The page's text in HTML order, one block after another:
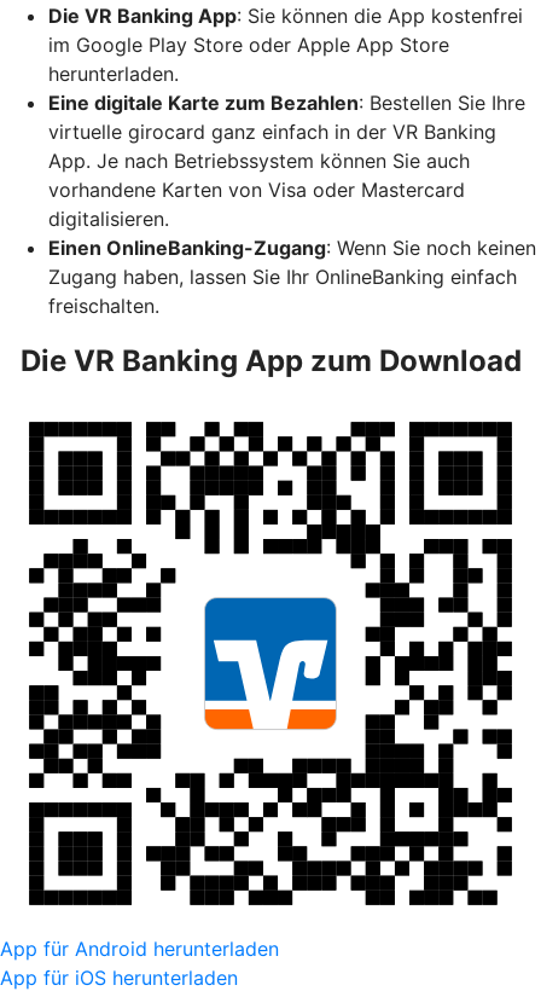
Die VR Banking App: Sie können die App kostenfrei
im Google Play Store oder Apple App Store
herunterladen.
Eine digitale Karte zum Bezahlen: Bestellen Sie Ihre
virtuelle girocard ganz einfach in der VR Banking
App. Je nach Betriebssystem können Sie auch
vorhandene Karten von Visa oder Mastercard
digitalisieren.
Einen OnlineBanking-Zugang: Wenn Sie noch keinen
Zugang haben, lassen Sie Ihr OnlineBanking einfach
freischalten.
Die VR Banking App zum Download
App für Android herunterladen
App für iOS herunterladen